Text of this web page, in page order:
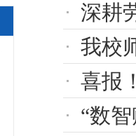
深耕劳
我校
喜报！
“数智